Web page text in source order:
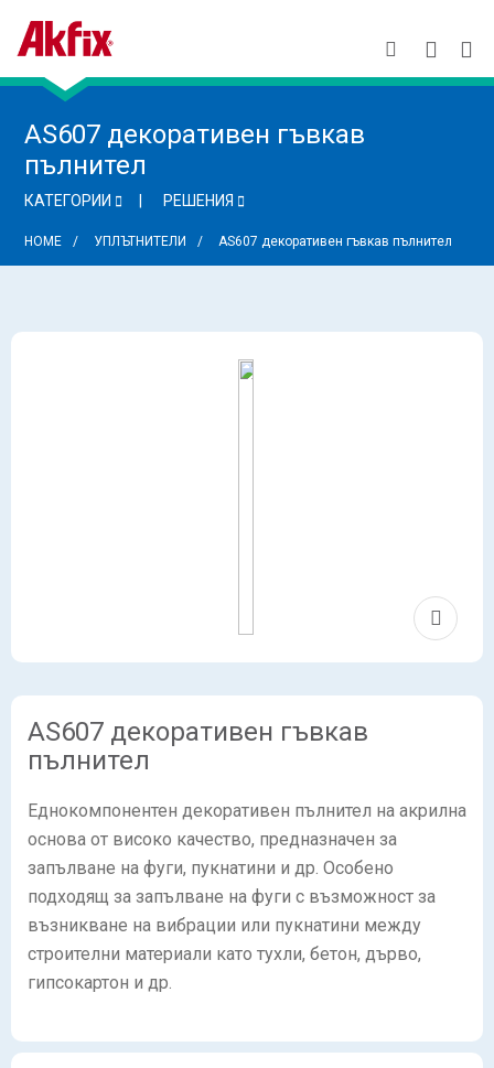
AS607 декоративен гъвкав
пълнител
КАТЕГОРИИ РЕШЕНИЯ
HOME УПЛЪТНИТЕЛИ AS607 декоративен гъвкав пълнител
AS607 декоративен гъвкав
пълнител
Еднокомпонентен декоративен пълнител на акрилна
основа от високо качество, предназначен за
запълване на фуги, пукнатини и др. Особено
подходящ за запълване на фуги с възможност за
възникване на вибрации или пукнатини между
строителни материали като тухли, бетон, дърво,
гипсокартон и др.